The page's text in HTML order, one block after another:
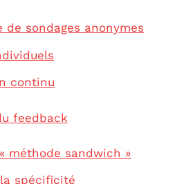
de sondages anonymes
continu
feedback
méthode sandwich »
spécificité